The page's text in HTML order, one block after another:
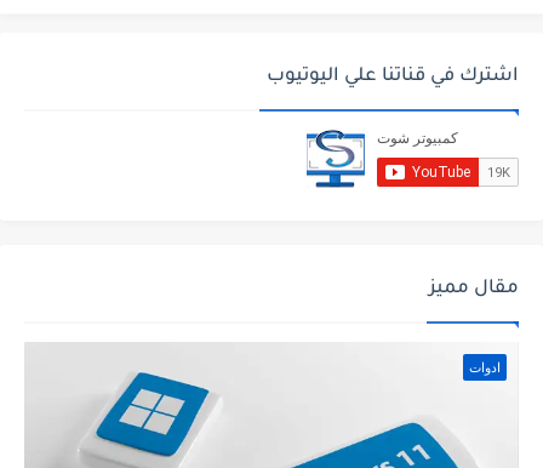
اشترك في قناتنا علي اليوتيوب
مقال مميز
ادوات